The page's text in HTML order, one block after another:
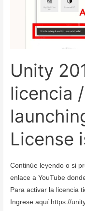
herramienta
externa
Linux
(Debian
10)
Unity
licencia
License
Continúe leyendo o si
enlace a YouTube
Para activar la licencia
Ingrese aquí https://